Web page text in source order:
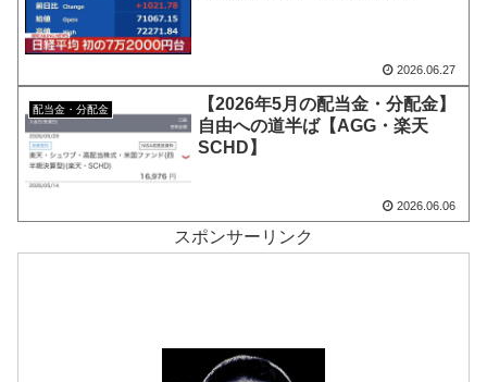
2026.06.27
配当金・分配金
【2026年5月の配当金・分配金】
自由への道半ば【AGG・楽天
SCHD】
2026.06.06
スポンサーリンク